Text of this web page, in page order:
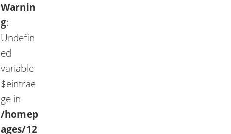
Warnin
g:
Undefin
ed
variable
$eintrae
ge in
/homep
ages/12